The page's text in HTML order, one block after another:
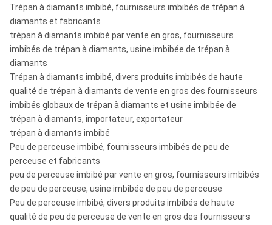
mesure :
Peu de noyau de Z-
mesure :
Long ZWF, ZWF-court
Série de T :
Série de TTT :
TT46, TT56, TT66, TT76, TT86,
TT101
Série de T2 :
T2 46, T2 56, T2 66, T2 76, T2 86,
Peu de noyau
métrique de série de
TB :
TB36, TB46, TB56, TB66, TB76,
TB86, TB101
Trépan à diamants imbibé, fournisseurs imbibés de trépan à
diamants et fabricants
trépan à diamants imbibé par vente en gros, fournisseurs
imbibés de trépan à diamants, usine imbibée de trépan à
diamants
Trépan à diamants imbibé, divers produits imbibés de haute
qualité de trépan à diamants de vente en gros des fournisseurs
imbibés globaux de trépan à diamants et usine imbibée de
trépan à diamants, importateur, exportateur
trépan à diamants imbibé
Peu de perceuse imbibé, fournisseurs imbibés de peu de
perceuse et fabricants
peu de perceuse imbibé par vente en gros, fournisseurs imbibés
de peu de perceuse, usine imbibée de peu de perceuse
Peu de perceuse imbibé, divers produits imbibés de haute
qualité de peu de perceuse de vente en gros des fournisseurs